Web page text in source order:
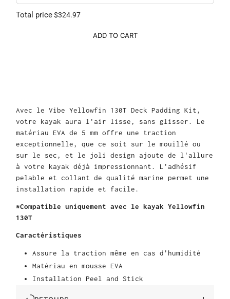
Total price$324.97
ADD TO CART
Avec le Vibe Yellowfin 130T Deck Padding Kit,
votre kayak aura l'air lisse, sans glisser. Le
matériau EVA de 5 mm offre une traction
exceptionnelle, que ce soit sur le mouillé ou
sur le sec, et le joli design ajoute de l'allure
à votre kayak déjà impressionnant. L'adhésif
pelable et collant de qualité marine permet une
installation rapide et facile.
*Compatible uniquement avec le kayak Yellowfin
130T
Caractéristiques
Assure la traction même en cas d'humidité
Matériau en mousse EVA
Installation Peel and Stick